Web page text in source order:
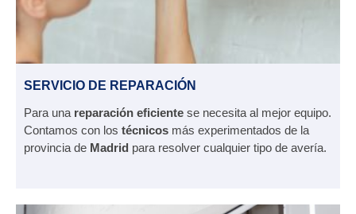
SERVICIO DE REPARACIÓN
Para una reparación eficiente se necesita al mejor equipo.
Contamos con los técnicos más experimentados de la
provincia de Madrid para resolver cualquier tipo de avería.